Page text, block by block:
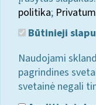
politika;
Būtinieji
Naudojami
pagrindines
svetainė negali